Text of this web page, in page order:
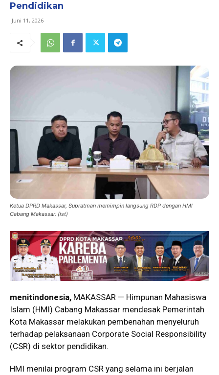
Pendidikan
Juni 11, 2026
Ketua DPRD Makassar, Supratman memimpin langsung RDP dengan HMI
Cabang Makassar. (ist)
menitindonesia, MAKASSAR — Himpunan Mahasiswa
Islam (HMI) Cabang Makassar mendesak Pemerintah
Kota Makassar melakukan pembenahan menyeluruh
terhadap pelaksanaan Corporate Social Responsibility
(CSR) di sektor pendidikan.
HMI menilai program CSR yang selama ini berjalan